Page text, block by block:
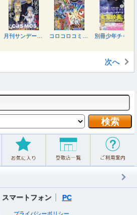
次へ
スマートフォン PC
プライバシーポリシー